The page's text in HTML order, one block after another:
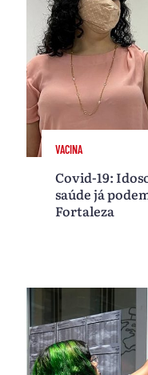
VACINA
Covid-19:
saúde já
Fortaleza